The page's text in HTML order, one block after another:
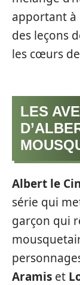
apportant à
des leçons
les cœurs
LES
Albert le
série qui
garçon qui
Aramis et